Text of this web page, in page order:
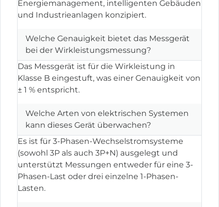
Energiemanagement, intelligenten Gebäuden
und Industrieanlagen konzipiert.
Welche Genauigkeit bietet das Messgerät
bei der Wirkleistungsmessung?
Das Messgerät ist für die Wirkleistung in
Klasse B eingestuft, was einer Genauigkeit von
± 1 % entspricht.
Welche Arten von elektrischen Systemen
kann dieses Gerät überwachen?
Es ist für 3-Phasen-Wechselstromsysteme
(sowohl 3P als auch 3P+N) ausgelegt und
unterstützt Messungen entweder für eine 3-
Phasen-Last oder drei einzelne 1-Phasen-
Lasten.